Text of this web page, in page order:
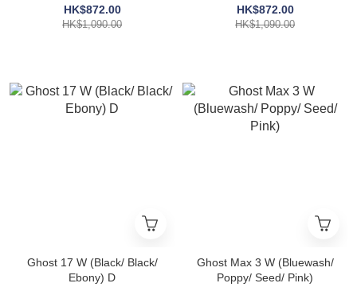
HK$872.00
HK$1,090.00
HK$872.00
HK$1,090.00
Ghost 17 W (Black/ Black/
Ebony) D
Ghost Max 3 W (Bluewash/
Poppy/ Seed/ Pink)